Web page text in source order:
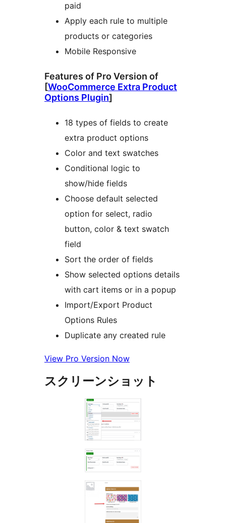
paid
Apply each rule to multiple
products or categories
Mobile Responsive
Features of Pro Version of
[WooCommerce Extra Product
Options Plugin]
18 types of fields to create
extra product options
Color and text swatches
Conditional logic to
show/hide fields
Choose default selected
option for select, radio
button, color & text swatch
field
Sort the order of fields
Show selected options details
with cart items or in a popup
Import/Export Product
Options Rules
Duplicate any created rule
View Pro Version Now
スクリーンショット